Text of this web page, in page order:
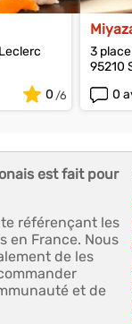
0
3
95210
0
est fait pour
référençant les
en France. Nous
de les
et de